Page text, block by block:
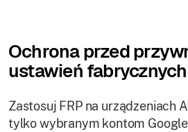
Ochrona przed
ustawień fabrycznych
Zastosuj FRP na urządzeniach
tylko wybranym kontom